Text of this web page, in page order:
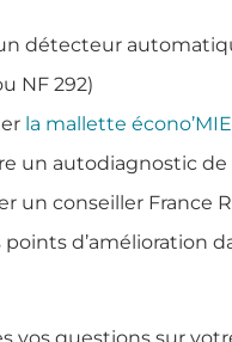
détecteur
NF 292)
la mallette écono’MIE
un autodiagnostic
un conseiller France
points d’amélioration